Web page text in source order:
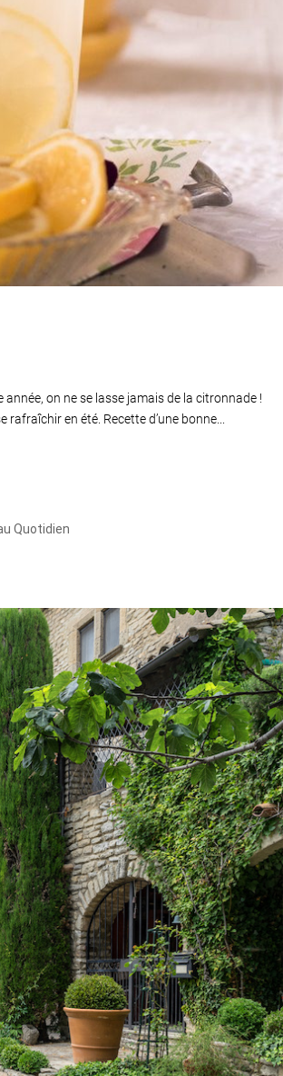
on ne se lasse jamais de la citronnade !
en été. Recette d’une bonne...
Quotidien